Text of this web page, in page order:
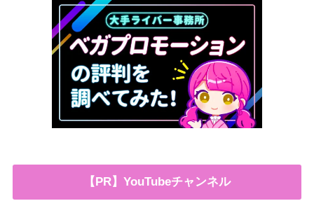
【PR】YouTubeチャンネル